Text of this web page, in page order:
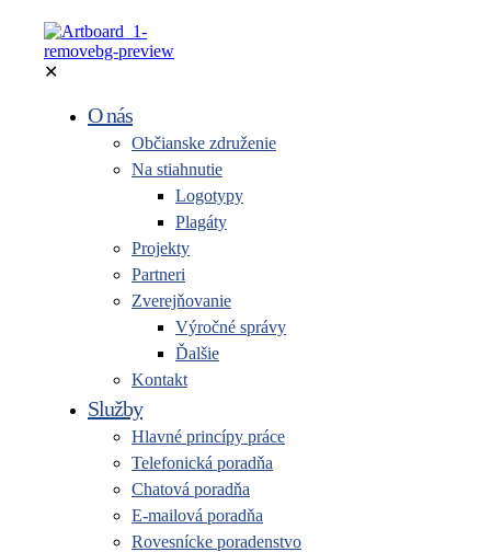
✕
O nás
Občianske združenie
Na stiahnutie
Logotypy
Plagáty
Projekty
Partneri
Zverejňovanie
Výročné správy
Ďalšie
Kontakt
Služby
Hlavné princípy práce
Telefonická poradňa
Chatová poradňa
E-mailová poradňa
Rovesnícke poradenstvo